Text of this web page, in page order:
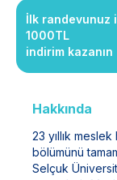
İlk randevunuz
1000TL
indirim kazanın
Hakkında
23 yıllık
bölümünü
Selçuk